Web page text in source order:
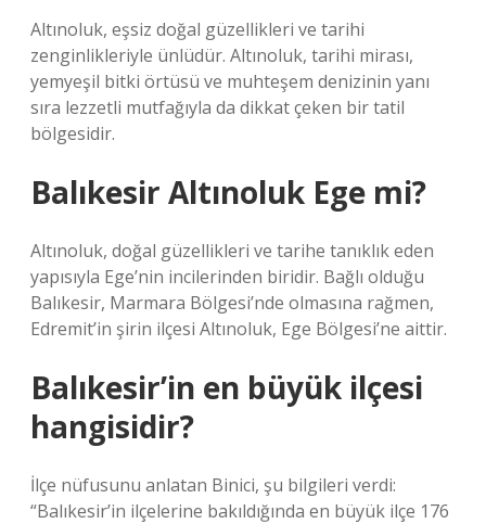
Altınoluk, eşsiz doğal güzellikleri ve tarihi
zenginlikleriyle ünlüdür. Altınoluk, tarihi mirası,
yemyeşil bitki örtüsü ve muhteşem denizinin yanı
sıra lezzetli mutfağıyla da dikkat çeken bir tatil
bölgesidir.
Balıkesir Altınoluk Ege mi?
Altınoluk, doğal güzellikleri ve tarihe tanıklık eden
yapısıyla Ege’nin incilerinden biridir. Bağlı olduğu
Balıkesir, Marmara Bölgesi’nde olmasına rağmen,
Edremit’in şirin ilçesi Altınoluk, Ege Bölgesi’ne aittir.
Balıkesir’in en büyük ilçesi
hangisidir?
İlçe nüfusunu anlatan Binici, şu bilgileri verdi:
“Balıkesir’in ilçelerine bakıldığında en büyük ilçe 176